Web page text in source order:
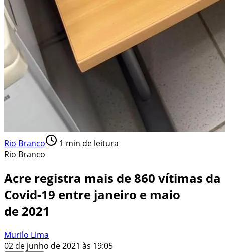
Rio Branco 1 min de leitura
Rio Branco
Acre registra mais de 860 vítimas da
Covid-19 entre janeiro e maio
de 2021
Murilo Lima
02 de junho de 2021 às 19:05